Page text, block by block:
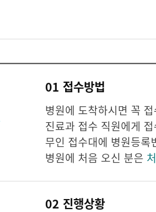
01 접수방법
병원에 도착하시면 꼭
진료과 접수 직원에게
무인 접수대에 병원등
병원에 처음 오신 분은
02 진행상황